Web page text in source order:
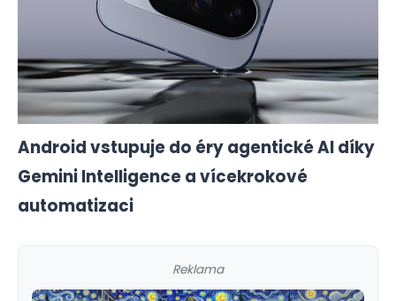
Android vstupuje do éry agentické AI díky
Gemini Intelligence a vícekrokové
automatizaci
Reklama